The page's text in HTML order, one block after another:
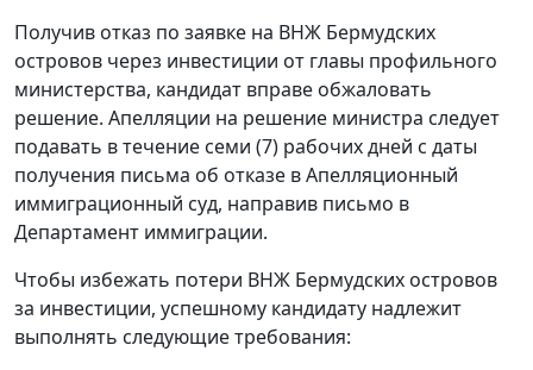
Получив отказ по заявке на ВНЖ Бермудских
островов через инвестиции от главы профильного
министерства, кандидат вправе обжаловать
решение. Апелляции на решение министра следует
подавать в течение семи (7) рабочих дней с даты
получения письма об отказе в Апелляционный
иммиграционный суд, направив письмо в
Департамент иммиграции.
Чтобы избежать потери ВНЖ Бермудских островов
за инвестиции, успешному кандидату надлежит
выполнять следующие требования: